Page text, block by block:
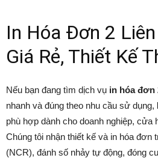
In Hóa Đơn 2
Giá Rẻ, Thiết Kế
Nếu bạn đang tìm dịch vụ in hóa đơn
nhanh và đúng theo nhu cầu sử dụng,
phù hợp dành cho doanh nghiệp, cửa
Chúng tôi nhận thiết kế và in hóa đơn
(NCR), đánh số nhảy tự động, đóng